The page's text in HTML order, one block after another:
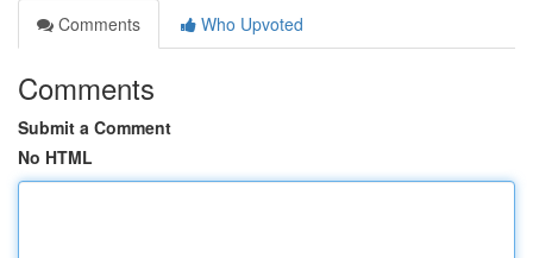
Comments
Who Upvoted
Comments
Submit a Comment
No HTML